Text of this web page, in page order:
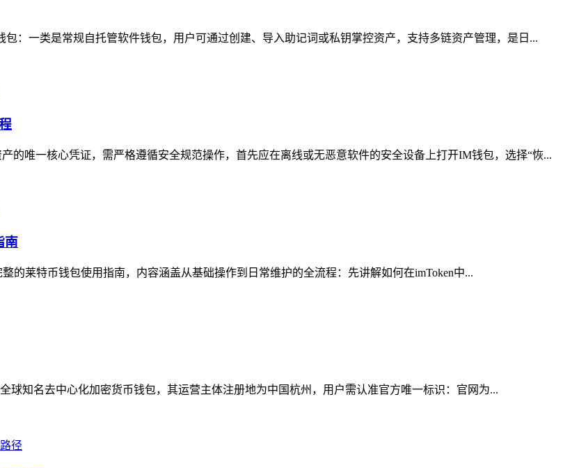
：一类是常规自托管软件钱包，用户可通过创建、导入助记词或私钥掌控资产，支持多链资产管理，是日...
的唯一核心凭证，需严格遵循安全规范操作，首先应在离线或无恶意软件的安全设备上打开IM钱包，选择“恢...
南
的莱特币钱包使用指南，内容涵盖从基础操作到日常维护的全流程：先讲解如何在imToken中...
球知名去中心化加密货币钱包，其运营主体注册地为中国杭州，用户需认准官方唯一标识：官网为...